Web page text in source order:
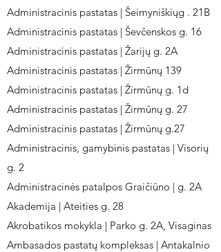
Administracinis pastatas | Šeimyniškiųg . 21B
Administracinis pastatas | Ševčenskos g. 16
Administracinis pastatas | Žarijų g. 2A
Administracinis pastatas | Žirmūnų 139
Administracinis pastatas | Žirmūnų g. 1d
Administracinis pastatas | Žirmūnų g. 27
Administracinis pastatas | Žirmūnų g.27
Administracinis, gamybinis pastatas | Visorių
g. 2
Administracinės patalpos Graičiūno | g. 2A
Akademija | Ateities g. 28
Akrobatikos mokykla | Parko g. 2A, Visaginas
Ambasados pastatų kompleksas | Antakalnio